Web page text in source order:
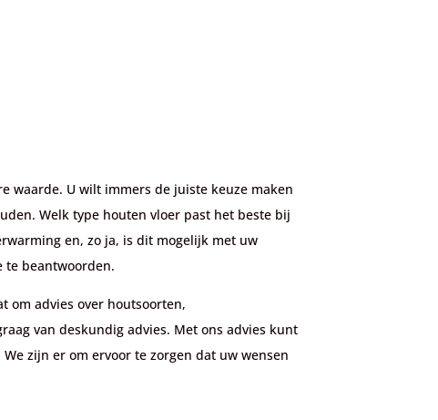
waarde. U wilt immers de juiste keuze maken
Welk type houten vloer past het beste bij
en, zo ja, is dit mogelijk met uw
te beantwoorden.
om advies over houtsoorten,
van deskundig advies. Met ons advies kunt
zijn er om ervoor te zorgen dat uw wensen